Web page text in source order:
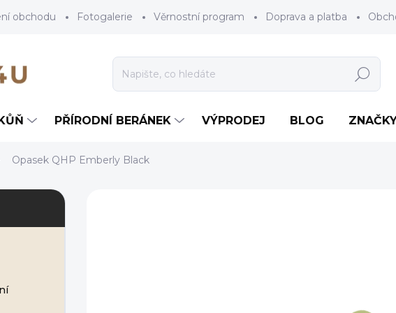
obchodu Fotogalerie Věrnostní program Doprava a platba
Hledat
PŘÍRODNÍ BERÁNEK VÝPRODEJ BLOG
Opasek QHP Emberly Black